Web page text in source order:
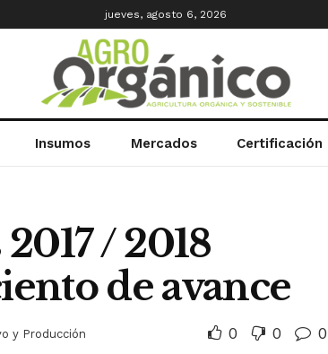
jueves, agosto 6, 2026
Insumos Mercados Certificación
/ 2018
de avance
y Producción 0 0 0